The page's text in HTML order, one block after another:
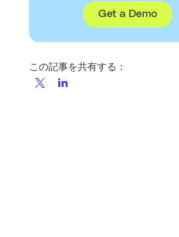
Get a Demo
この記事を共有する：